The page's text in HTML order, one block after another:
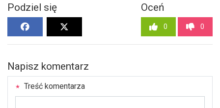
Podziel się Oceń
0 0
Napisz komentarz
Treść komentarza